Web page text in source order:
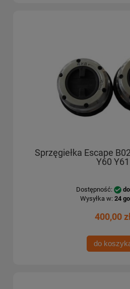
Sprzęgiełka Escape
Y60 Y61
Dostępność:
Wysyłka w: 24
400,00
do